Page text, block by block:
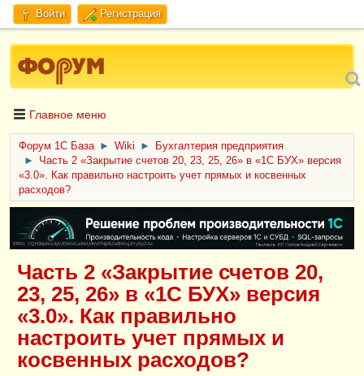
Войти Регистрация
Главное меню
Форум 1C База ► Wiki ►
Бухгалтерия предприятия
►
Часть 2 «Закрытие счетов 20, 23, 25, 26» в «1С БУХ» версия
«3.0». Как правильно настроить учет прямых и косвенных
расходов?
ERID: CQH36pWzJqVJD4xVLsnhcU4hVPNjkBZe8KKxjJiYySyZAz
Часть 2 «Закрытие счетов 20,
23, 25, 26» в «1С БУХ» версия
«3.0». Как правильно
настроить учет прямых и
косвенных расходов?